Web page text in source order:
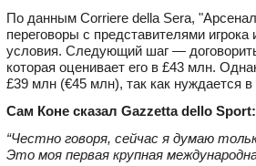
По данным Corriere della Sera,
переговоры с представителями
условия. Следующий шаг —
которая оценивает его в £43 млн.
£39 млн (€45 млн), так как нуждается в
Сам Коне сказал Gazzetta dello Sport:
“Честно говоря, сейчас я думаю
Это моя первая крупная